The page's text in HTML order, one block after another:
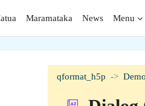
Maramataka News Menu
qformat_h5p